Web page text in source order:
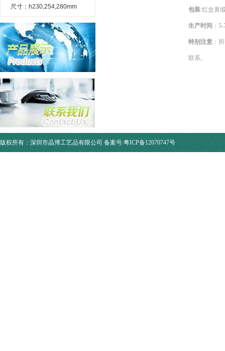
尺寸：h230,254,280mm
包装:红盒黄
生产时间 ： 5-
特别注意 ：
联系。
版权所有：深圳市晶博工艺品有限公司 备案号:粤ICP备12070747号